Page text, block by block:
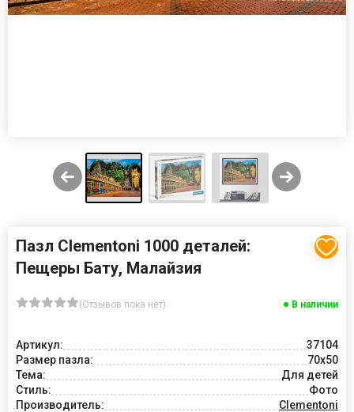
Пазл Clementoni 1000 деталей:
Пещеры Бату, Малайзия
(Отзывов пока нет) В наличии
Артикул:
37104
Размер пазла:
70x50
Тема:
Для детей
Стиль:
Фото
Производитель:
Clementoni